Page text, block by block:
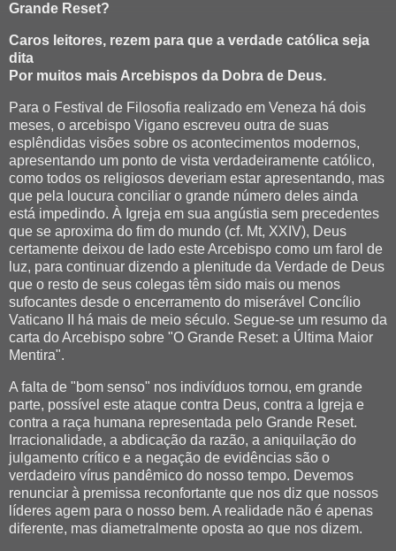
Grande Reset?
Caros leitores, rezem para que a verdade católica seja
dita
Por muitos mais Arcebispos da Dobra de Deus.
Para o Festival de Filosofia realizado em Veneza há dois
meses, o arcebispo Vigano escreveu outra de suas
esplêndidas visões sobre os acontecimentos modernos,
apresentando um ponto de vista verdadeiramente católico,
como todos os religiosos deveriam estar apresentando, mas
que pela loucura conciliar o grande número deles ainda
está impedindo. À Igreja em sua angústia sem precedentes
que se aproxima do fim do mundo (cf. Mt, XXIV), Deus
certamente deixou de lado este Arcebispo como um farol de
luz, para continuar dizendo a plenitude da Verdade de Deus
que o resto de seus colegas têm sido mais ou menos
sufocantes desde o encerramento do miserável Concílio
Vaticano II há mais de meio século. Segue-se um resumo da
carta do Arcebispo sobre "O Grande Reset: a Última Maior
Mentira".
A falta de "bom senso" nos indivíduos tornou, em grande
parte, possível este ataque contra Deus, contra a Igreja e
contra a raça humana representada pelo Grande Reset.
Irracionalidade, a abdicação da razão, a aniquilação do
julgamento crítico e a negação de evidências são o
verdadeiro vírus pandêmico do nosso tempo. Devemos
renunciar à premissa reconfortante que nos diz que nossos
líderes agem para o nosso bem. A realidade não é apenas
diferente, mas diametralmente oposta ao que nos dizem.